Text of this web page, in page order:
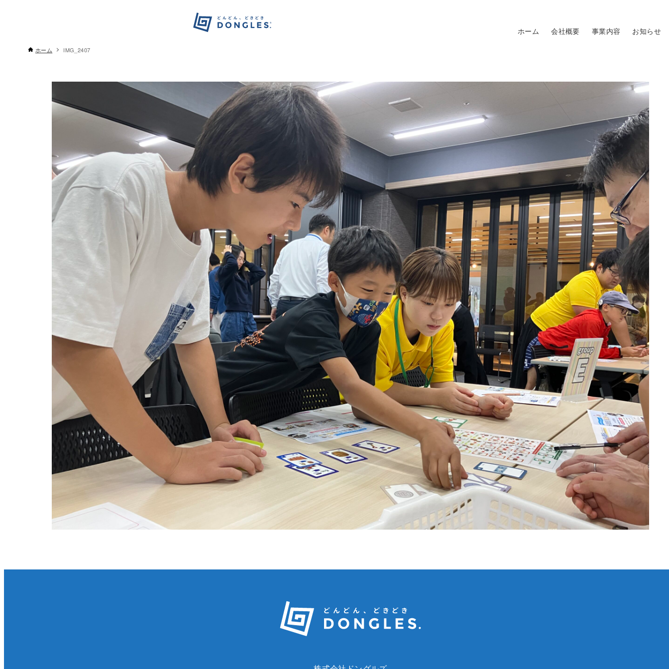
ホーム 会社概要 事業内容 お知らせ
ホーム IMG_2407